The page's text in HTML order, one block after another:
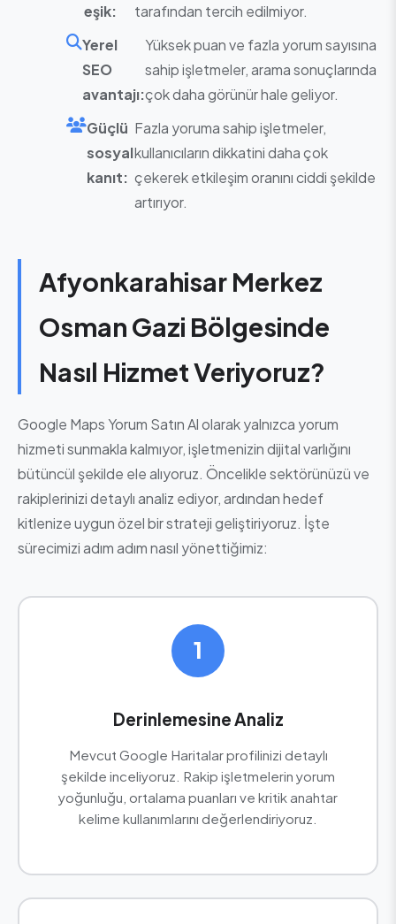
eşik:
tarafından tercih edilmiyor.
Yerel
SEO
avantajı:
Yüksek puan ve fazla yorum sayısına
sahip işletmeler, arama sonuçlarında
çok daha görünür hale geliyor.
Güçlü
sosyal
kanıt:
Fazla yoruma sahip işletmeler,
kullanıcıların dikkatini daha çok
çekerek etkileşim oranını ciddi şekilde
artırıyor.
Afyonkarahisar Merkez
Osman Gazi Bölgesinde
Nasıl Hizmet Veriyoruz?
Google Maps Yorum Satın Al olarak yalnızca yorum
hizmeti sunmakla kalmıyor, işletmenizin dijital varlığını
bütüncül şekilde ele alıyoruz. Öncelikle sektörünüzü ve
rakiplerinizi detaylı analiz ediyor, ardından hedef
kitlenize uygun özel bir strateji geliştiriyoruz. İşte
sürecimizi adım adım nasıl yönettiğimiz:
1
Derinlemesine Analiz
Mevcut Google Haritalar profilinizi detaylı
şekilde inceliyoruz. Rakip işletmelerin yorum
yoğunluğu, ortalama puanları ve kritik anahtar
kelime kullanımlarını değerlendiriyoruz.